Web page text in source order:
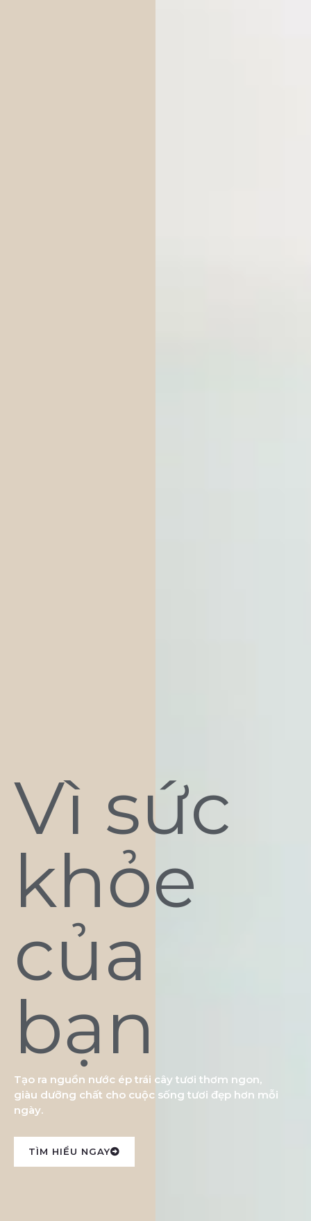
Vì sức
khỏe
của
bạn
Tạo ra nguồn nước ép trái cây tươi thơm ngon,
giàu dưỡng chất cho cuộc sống tươi đẹp hơn mỗi
ngày.
TÌM HIỂU NGAY